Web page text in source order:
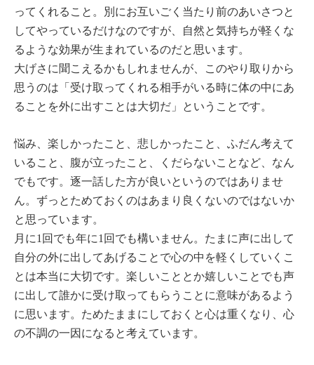
ってくれること。別にお互いごく当たり前のあいさつと
してやっているだけなのですが、自然と気持ちが軽くな
るような効果が生まれているのだと思います。
大げさに聞こえるかもしれませんが、このやり取りから
思うのは「受け取ってくれる相手がいる時に体の中にあ
ることを外に出すことは大切だ」ということです。
悩み、楽しかったこと、悲しかったこと、ふだん考えて
いること、腹が立ったこと、くだらないことなど、なん
でもです。逐一話した方が良いというのではありませ
ん。ずっとためておくのはあまり良くないのではないか
と思っています。
月に1回でも年に1回でも構いません。たまに声に出して
自分の外に出してあげることで心の中を軽くしていくこ
とは本当に大切です。楽しいこととか嬉しいことでも声
に出して誰かに受け取ってもらうことに意味があるよう
に思います。ためたままにしておくと心は重くなり、心
の不調の一因になると考えています。